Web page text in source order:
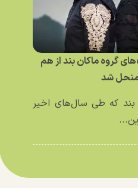
گروه ماکان بند از هم
منحل شد
بند که طی سال‌های اخیر